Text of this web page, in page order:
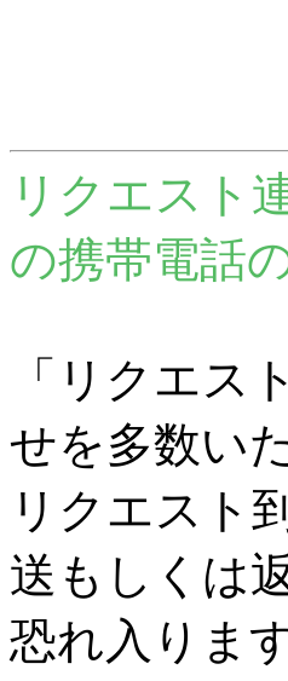
リクエスト
の携帯電話
「リクエス
せを多数い
リクエスト
送もしくは
恐れ入りま